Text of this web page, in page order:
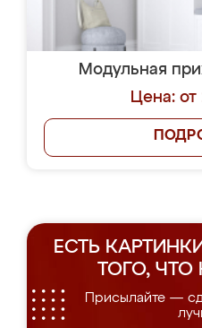
Модульная
Цена:
ЕСТЬ
ТОГО, ЧТО
Присылайте —